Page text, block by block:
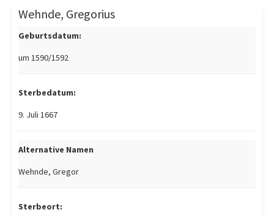
Wehnde, Gregorius
Geburtsdatum:
um 1590/1592
Sterbedatum:
9. Juli 1667
Alternative Namen
Wehnde, Gregor
Sterbeort: